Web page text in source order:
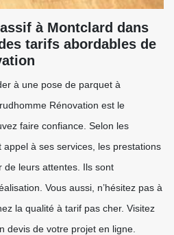
à Montclard dans
tarifs abordables de
à une pose de parquet à
Rénovation est le
faire confiance. Selon les
à ses services, les prestations
de leurs attentes. Ils sont
Vous aussi, n’hésitez pas à
la qualité à tarif pas cher. Visitez
devis de votre projet en ligne.